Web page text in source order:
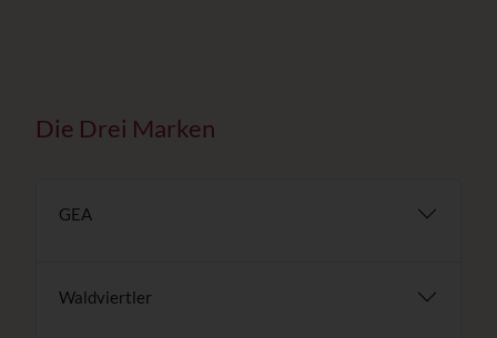
Die Drei Marken
GEA
Waldviertler